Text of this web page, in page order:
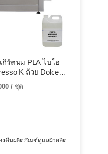
กิร์ตนม PLA ไบโอ
K ถ้วย Dolce
ยผงบรรจุเครื่องปิด
/ ชุด
องดื่มผลิตภัณฑ์ดูแลผิวผลิตภัณฑ์ดูแลเส้นผ